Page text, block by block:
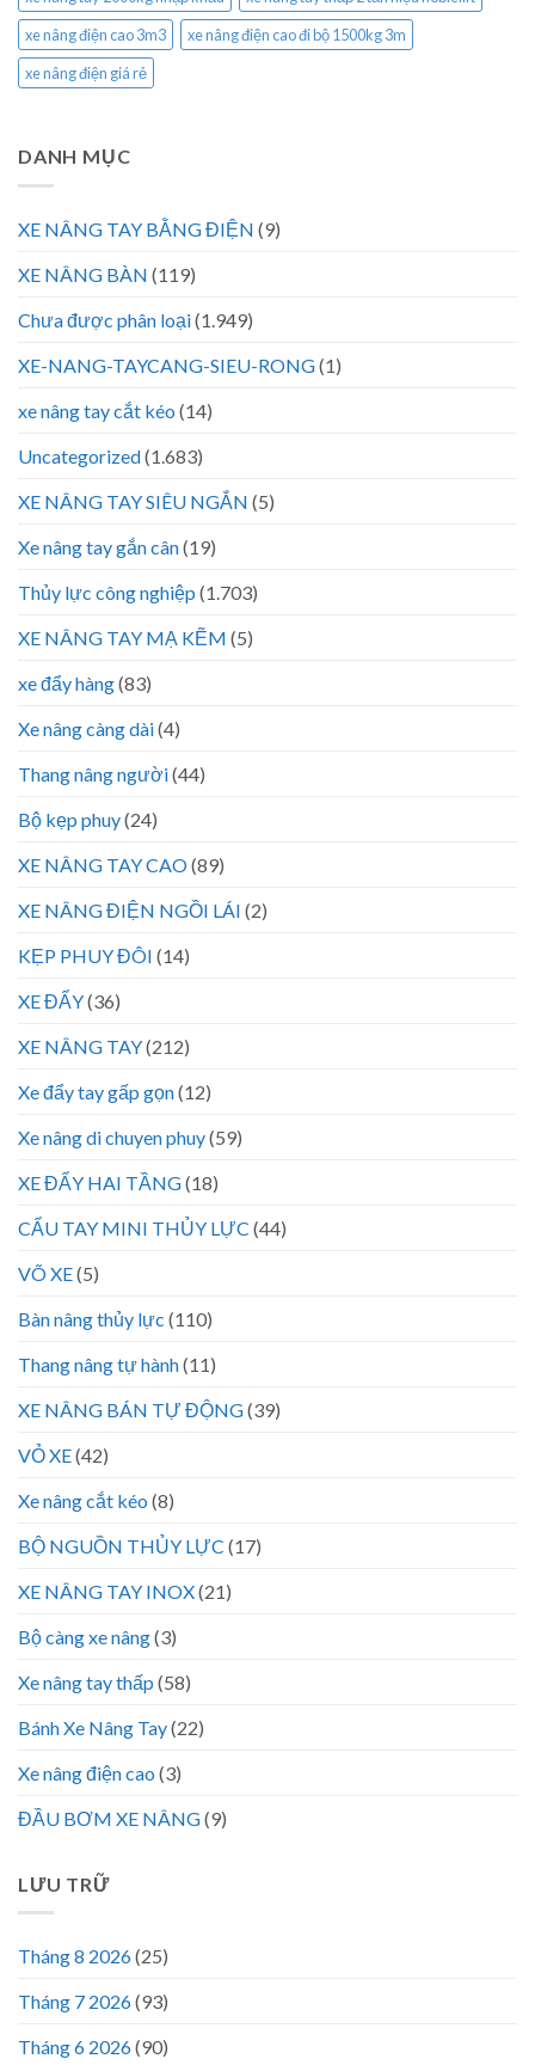
xe nâng điện cao 3m3
xe nâng điện cao đi bộ 1500kg 3m
xe nâng điện giá rẻ
DANH MỤC
XE NÂNG TAY BẰNG ĐIỆN (9)
XE NÂNG BÀN (119)
Chưa được phân loại(1.949)
XE-NANG-TAYCANG-SIEU-RONG(1)
xe nâng tay cắt kéo (14)
Uncategorized(1.683)
XE NÂNG TAY SIÊU NGẮN (5)
Xe nâng tay gắn cân(19)
Thủy lực công nghiệp (1.703)
XE NÂNG TAY MẠ KẼM (5)
xe đẩy hàng(83)
Xe nâng càng dài(4)
Thang nâng người(44)
Bộ kẹp phuy(24)
XE NÂNG TAY CAO(89)
XE NÂNG ĐIỆN NGỒI LÁI (2)
KẸP PHUY ĐÔI (14)
XE ĐẨY(36)
XE NÂNG TAY(212)
Xe đẩy tay gấp gọn(12)
Xe nâng di chuyen phuy(59)
XE ĐẨY HAI TẦNG(18)
CẨU TAY MINI THỦY LỰC (44)
VÕ XE(5)
Bàn nâng thủy lực (110)
Thang nâng tự hành(11)
XE NÂNG BÁN TỰ ĐỘNG(39)
VỎ XE(42)
Xe nâng cắt kéo (8)
BỘ NGUỒN THỦY LỰC (17)
XE NÂNG TAY INOX(21)
Bộ càng xe nâng(3)
Xe nâng tay thấp (58)
Bánh Xe Nâng Tay(22)
Xe nâng điện cao (3)
ĐẦU BƠM XE NÂNG(9)
LƯU TRỮ
Tháng 8 2026(25)
Tháng 7 2026(93)
Tháng 6 2026(90)